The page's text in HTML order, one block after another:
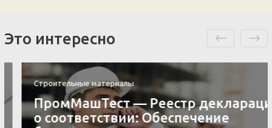
Это интересно
Строительные материалы
ПромМашТест — Реестр деклараций
о соответствии: Обеспечение